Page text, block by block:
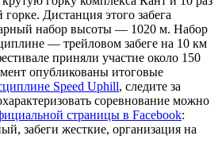
Дистанция этого забега
набор высоты — 1020 м. Набор
— трейловом забеге на 10 км
приняли участие около 150
опубликованы итоговые
Speed Uphill, следите за
соревнование можно
страницы в Facebook:
забеги жесткие, организация на